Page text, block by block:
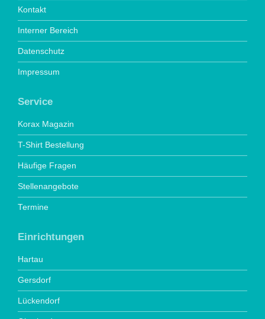
Kontakt
Interner Bereich
Datenschutz
Impressum
Service
Korax Magazin
T-Shirt Bestellung
Häufige Fragen
Stellenangebote
Termine
Einrichtungen
Hartau
Gersdorf
Lückendorf